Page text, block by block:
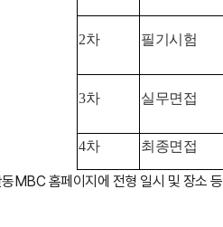
2차 필기시험
3차 실무면접
4차 최종면접
MBC 홈페이지에 전형 일시 및 장소 등